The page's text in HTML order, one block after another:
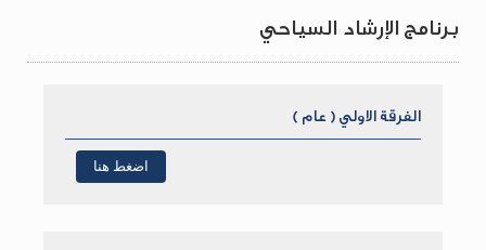
برنامج الإرشاد السياحي
الفرقة الاولي ( عام )
اضغط هنا